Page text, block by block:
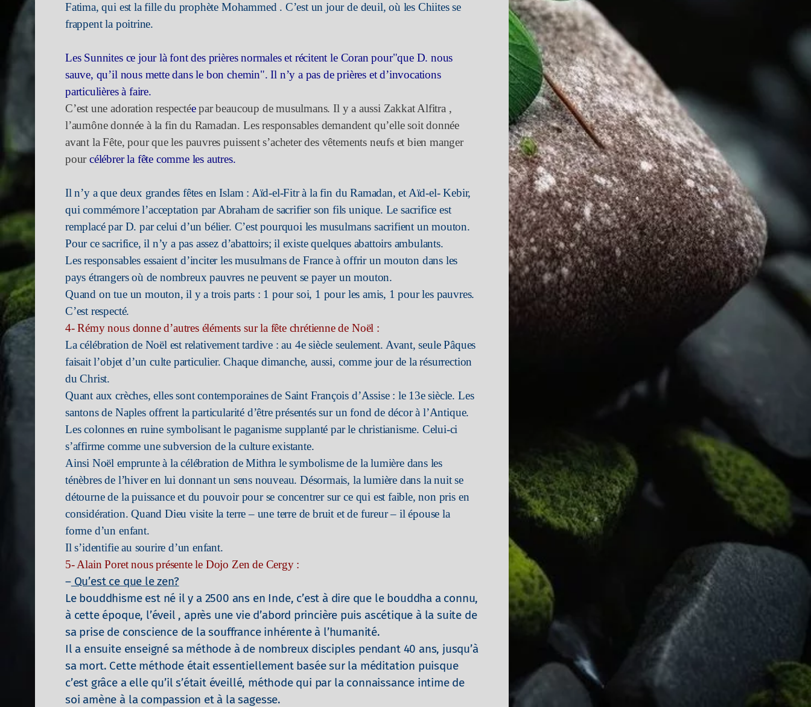
Fatima, qui est la fille du prophète Mohammed . C’est un jour de deuil, où les Chiites se
frappent la poitrine.
Les Sunnites ce jour là font des prières normales et récitent le Coranpour"que D. nous
sauve, qu’il nous mette dans le bon chemin". Il n’y a pas de prières et d’invocations
particulières à faire.
C’est une adorationrespectéepar beaucoup de musulmans. Il y a aussi Zakkat Alfitra ,
l’aumône donnée à la fin du Ramadan. Les responsables demandent qu’elle soit donnée
avant la Fête, pour que les pauvres puissent s’acheter des vêtements neufs et bien manger
pourcélébrer la fête comme les autres.
Il n’y a que deux grandes fêtes en Islam : Aïd-el-Fitr à la fin du Ramadan, et Aïd-el- Kebir,
qui commémore l’acceptation par Abraham de sacrifier son fils unique. Le sacrifice est
remplacé par D. par celui d’un bélier. C’est pourquoi les musulmans sacrifient un mouton.
Pour ce sacrifice, il n’y a pas assez d’abattoirs; il existe quelques abattoirs ambulants.
Les responsables essaient d’inciter les musulmans de France à offrir un mouton dans les
pays étrangers où de nombreux pauvres ne peuvent se payer un mouton.
Quand on tue un mouton, il y a trois parts : 1 pour soi, 1 pour les amis, 1 pour les pauvres.
C’est respecté.
4- Rémy nous donne d’autres éléments sur la fête chrétienne de Noël :
La célébration de Noël est relativement tardive : au 4e siècle seulement. Avant, seule Pâques
faisait l’objet d’un culte particulier. Chaque dimanche, aussi, comme jour de la résurrection
du Christ.
Quant aux crèches, elles sont contemporaines de Saint François d’Assise : le 13e siècle. Les
santons de Naples offrent la particularité d’être présentés sur un fond de décor à l’Antique.
Les colonnes en ruine symbolisant le paganisme supplanté par le christianisme. Celui-ci
s’affirme comme une subversion de la culture existante.
Ainsi Noël emprunte à la célébration de Mithra le symbolisme de la lumière dans les
ténèbres de l’hiver en lui donnant un sens nouveau. Désormais, la lumière dans la nuit se
détourne de la puissance et du pouvoir pour se concentrer sur ce qui est faible, non pris en
considération. Quand Dieu visite la terre – une terre de bruit et de fureur – il épouse la
forme d’un enfant.
Il s’identifie au sourire d’un enfant.
5- Alain Poret nous présente le Dojo Zen de Cergy :
–Qu’est ce que le zen?
Le bouddhisme est né il y a 2500 ans en Inde, c’est à dire que le bouddha a connu,
à cette époque, l’éveil , après une vie d’abord princière puis ascétique à la suite de
sa prise de conscience de la souffrance inhérente à l’humanité.
Il a ensuite enseigné sa méthode à de nombreux disciples pendant 40 ans, jusqu’à
sa mort. Cette méthode était essentiellement basée sur la méditation puisque
c’est grâce a elle qu’il s’était éveillé, méthode qui par la connaissance intime de
soi amène à la compassion et à la sagesse.